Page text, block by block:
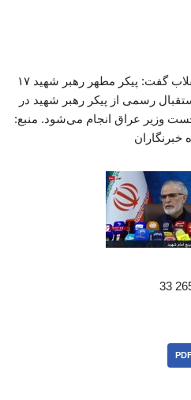
دبیر ستاد تشییع رهبر شهید انقلاب گفت: پیکر مطهر رهبر شهید ۱۷
رسمی از پیکر رهبر شهید در
وزیر عراق انجام می‌شود. منبع:
خبرنگاران
265